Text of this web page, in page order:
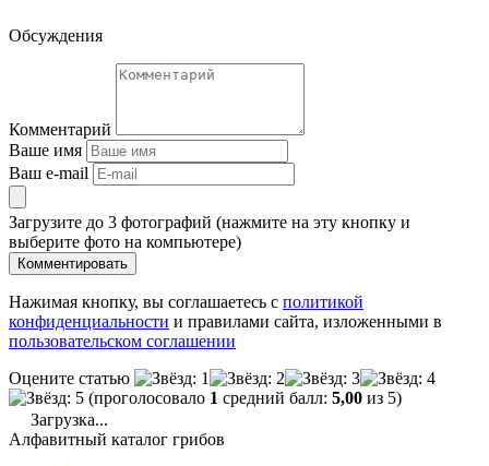
Обсуждения
Комментарий
Ваше имя
Ваш e-mail
Загрузите до 3 фотографий (нажмите на эту кнопку и
выберите фото на компьютере)
Комментировать
Нажимая кнопку, вы соглашаетесь с политикой
конфиденциальности и правилами сайта, изложенными в
пользовательском соглашении
Оцените статью
(проголосовало 1 средний балл: 5,00 из 5)
Загрузка...
Алфавитный каталог грибов